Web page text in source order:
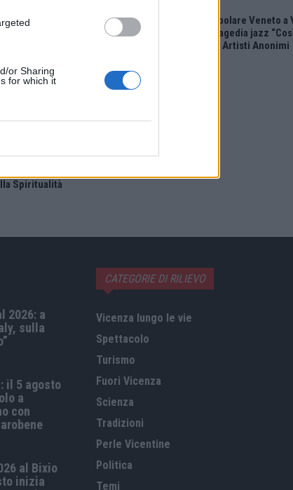
or Sharing
for which it
Spiritualità
Teatro Popolare Veneto a
Liona la tragedia jazz
Giosuè” di Artisti Anonimi
2026: a
sulla
il 5 agosto
a
con
al Bixio
inizia
CATEGORIE DI RILIEVO
Vicenza lungo le vie
Spettacolo
Turismo
Fuori Vicenza
Scienza
Tradizioni
Perle Vicentine
Politica
Temi